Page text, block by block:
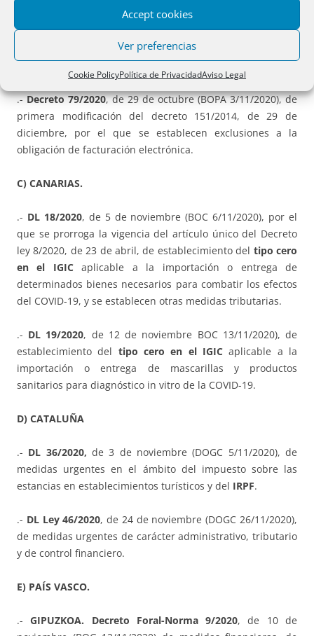
Accept cookies
Ver preferencias
Cookie PolicyPolítica de PrivacidadAviso Legal
.- Decreto 78/2020, de 29 de octubre (BOPA 3/11/2020), de
regulación de la Oficina de Proyectos Europeos y del
Comité Asesor de Fondos Europeos.
.-Decreto 79/2020, de 29 de octubre (BOPA 3/11/2020), de
primera modificación del decreto 151/2014, de 29 de
diciembre, por el que se establecen exclusiones a la
obligación de facturación electrónica.
C) CANARIAS.
.- DL 18/2020, de 5 de noviembre (BOC 6/11/2020), por el
que se prorroga la vigencia del artículo único del Decreto
ley 8/2020, de 23 de abril, de establecimiento del tipo cero
en el IGICaplicable a la importación o entrega de
determinados bienes necesarios para combatir los efectos
del COVID-19, y se establecen otras medidas tributarias.
.- DL 19/2020, de 12 de noviembre BOC 13/11/2020), de
establecimiento del tipo cero en el IGIC aplicable a la
importación o entrega de mascarillas y productos
sanitarios para diagnóstico in vitro de la COVID-19.
D) CATALUÑA
.- DL 36/2020, de 3 de noviembre (DOGC 5/11/2020), de
medidas urgentes en el ámbito del impuesto sobre las
estancias en establecimientos turísticos y del IRPF.
.- DL Ley 46/2020, de 24 de noviembre (DOGC 26/11/2020),
de medidas urgentes de carácter administrativo, tributario
y de control financiero.
E) PAÍS VASCO.
.-GIPUZKOA. Decreto Foral-Norma 9/2020, de 10 de